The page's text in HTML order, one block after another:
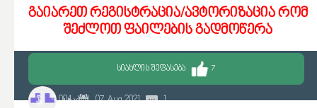
გაიარეთ რეგისტრაცია/ავტორიზაცია რომ
შეძლოთ ფაილების გადმოწერა
ᲡᲘᲐᲮᲚᲘᲡ ᲨᲔᲤᲐᲡᲔᲑᲐ 7
JAX
4 004 07 Aug 2021 1